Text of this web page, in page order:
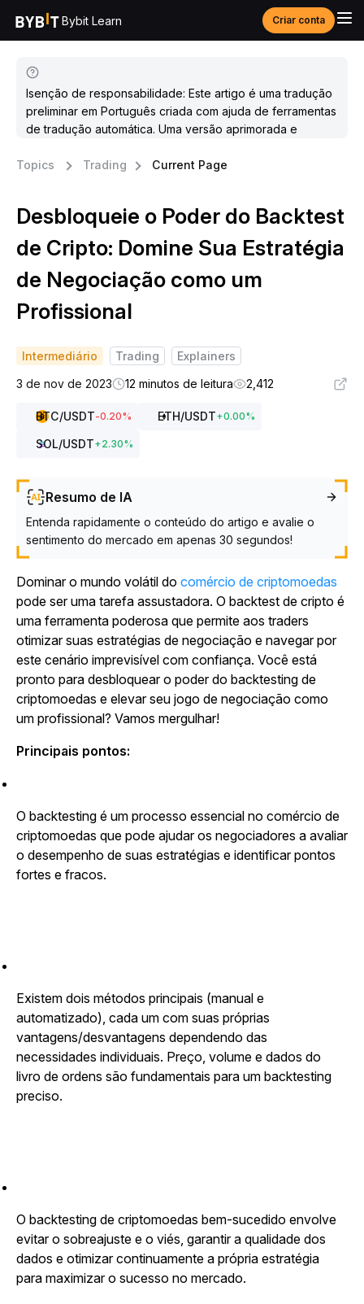
Bybit Learn Criar conta
Isenção de responsabilidade: Este artigo é uma tradução
preliminar em Português criada com ajuda de ferramentas
de tradução automática. Uma versão aprimorada e
Topics
Trading Current Page
Desbloqueie o Poder do Backtest
de Cripto: Domine Sua Estratégia
de Negociação como um
Profissional
Intermediário Trading
Explainers
3 de nov de 2023
12 minutos de leitura 2,412
BTC/USDT-0.20% ETH/USDT+0.00%
SOL/USDT+2.30%
Resumo de IA
Entenda rapidamente o conteúdo do artigo e avalie o
sentimento do mercado em apenas 30 segundos!
Dominar o mundo volátil do comércio de criptomoedas
pode ser uma tarefa assustadora. O backtest de cripto é
uma ferramenta poderosa que permite aos traders
otimizar suas estratégias de negociação e navegar por
este cenário imprevisível com confiança. Você está
pronto para desbloquear o poder do backtesting de
criptomoedas e elevar seu jogo de negociação como
um profissional? Vamos mergulhar!
Principais pontos:
O backtesting é um processo essencial no comércio de
criptomoedas que pode ajudar os negociadores a avaliar
o desempenho de suas estratégias e identificar pontos
fortes e fracos.
Existem dois métodos principais (manual e
automatizado), cada um com suas próprias
vantagens/desvantagens dependendo das
necessidades individuais. Preço, volume e dados do
livro de ordens são fundamentais para um backtesting
preciso.
O backtesting de criptomoedas bem-sucedido envolve
evitar o sobreajuste e o viés, garantir a qualidade dos
dados e otimizar continuamente a própria estratégia
para maximizar o sucesso no mercado.